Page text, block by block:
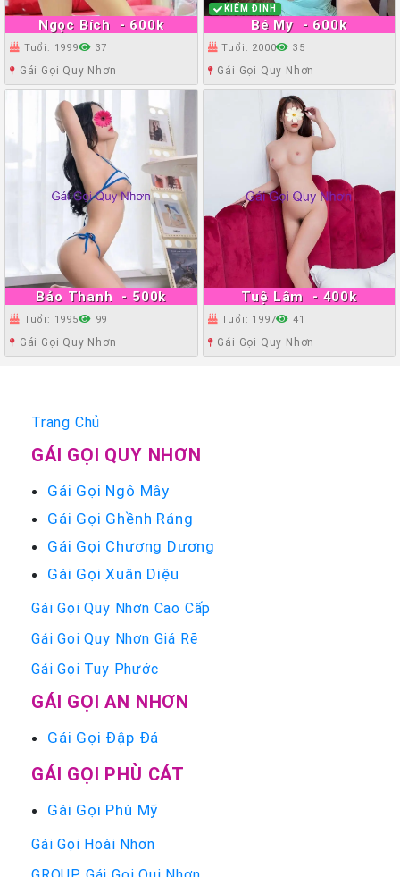
Ngọc Bích - 600k
Tuổi: 1999 37
Gái Gọi Quy Nhơn
Bé My - 600k
KIỂM ĐỊNH
Tuổi: 2000 35
Gái Gọi Quy Nhơn
Bảo Thanh - 500k
Tuổi: 1995 99
Gái Gọi Quy Nhơn
Tuệ Lâm - 400k
Tuổi: 1997 41
Gái Gọi Quy Nhơn
Trang Chủ
GÁI GỌI QUY NHƠN
Gái Gọi Ngô Mây
Gái Gọi Ghềnh Ráng
Gái Gọi Chương Dương
Gái Gọi Xuân Diệu
Gái Gọi Quy Nhơn Cao Cấp
Gái Gọi Quy Nhơn Giá Rẽ
Gái Gọi Tuy Phước
GÁI GỌI AN NHƠN
Gái Gọi Đập Đá
GÁI GỌI PHÙ CÁT
Gái Gọi Phù Mỹ
Gái Gọi Hoài Nhơn